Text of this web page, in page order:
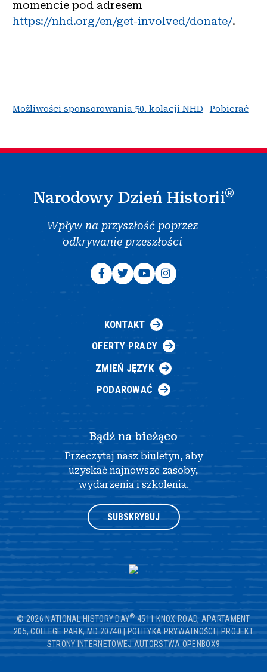
momencie pod adresem
https://nhd.org/en/get-involved/donate/.
Możliwości sponsorowania 50. kolacji NHD Pobierać
Narodowy Dzień Historii®
Wpływ na przyszłość poprzez
odkrywanie przeszłości
KONTAKT
OFERTY PRACY
ZMIEŃ JĘZYK
PODAROWAĆ
Bądź na bieżąco
Przeczytaj nasz biuletyn, aby
uzyskać najnowsze zasoby,
wydarzenia i szkolenia.
SUBSKRYBUJ
© 2026 NATIONAL HISTORY DAY® 4511 KNOX ROAD, APARTAMENT
205, COLLEGE PARK, MD 20740|POLITYKA PRYWATNOŚCI|PROJEKT
STRONY INTERNETOWEJ AUTORSTWA OPENBOX9